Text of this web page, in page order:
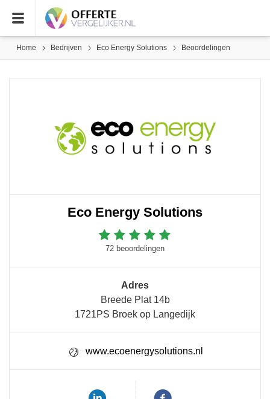
Home Bedrijven Eco Energy Solutions Beoordelingen
Eco Energy Solutions
72 beoordelingen
Adres
Breede Plat 14b
1721PS Broek op Langedijk
www.ecoenergysolutions.nl